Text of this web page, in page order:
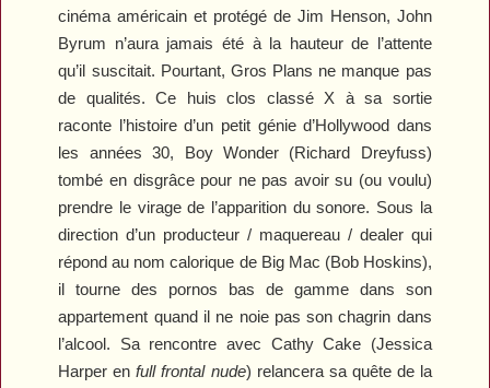
cinéma américain et protégé de Jim Henson, John
Byrum n’aura jamais été à la hauteur de l’attente
qu’il suscitait. Pourtant, Gros Plans ne manque pas
de qualités. Ce huis clos classé X à sa sortie
raconte l’histoire d’un petit génie d’Hollywood dans
les années 30, Boy Wonder (Richard Dreyfuss)
tombé en disgrâce pour ne pas avoir su (ou voulu)
prendre le virage de l’apparition du sonore. Sous la
direction d’un producteur / maquereau / dealer qui
répond au nom calorique de Big Mac (Bob Hoskins),
il tourne des pornos bas de gamme dans son
appartement quand il ne noie pas son chagrin dans
l’alcool. Sa rencontre avec Cathy Cake (Jessica
Harper enfull frontal nude) relancera sa quête de la